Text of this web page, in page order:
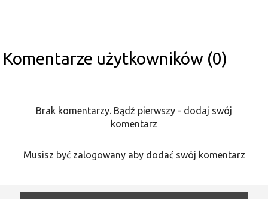
Komentarze użytkowników (0)
Brak komentarzy. Bądź pierwszy - dodaj swój
komentarz
Musisz być zalogowany aby dodać swój komentarz